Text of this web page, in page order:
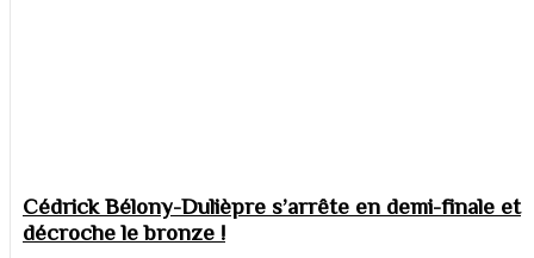
Cédrick Bélony-Dulièpre s’arrête en demi-finale et
décroche le bronze !